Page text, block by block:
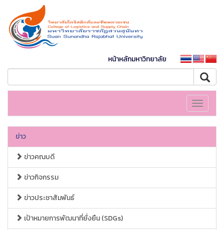
หน้าหลักมหาวิทยาลัย
Toggle
ข่าว
ข่าวคณบดี
ข่าวกิจกรรม
ข่าวประชาสัมพันธ์
เป้าหมายการพัฒนาที่ยั่งยืน (SDGs)